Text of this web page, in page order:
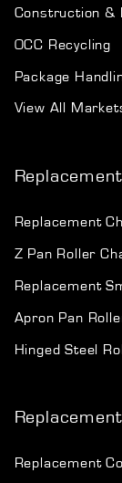
Construction &
OCC Recycling
Package
View All
Replacement
Z Pan Roller
Replacement
Apron Pan
Hinged Steel
Replacement